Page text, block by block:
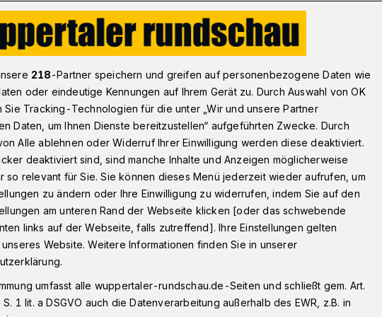
Hotel: Ehemaliger „Kaiserhof“ ist nun „Fleming’s Express“
„Kaiserhof“ ist
Express“
der ehemalige Kaiserhof am
Jetzt ist Wuppertals größtes Hotel
neu an den Start gegangen: Unter
zielt es im Vier-Sterne-Segment vor
hat aber auch Wuppertalern etwas zu
218-Partner speichern und greifen auf personenbezogene Daten wie
oder eindeutige Kennungen auf Ihrem Gerät zu. Durch Auswahl von OK
Sie Tracking-Technologien für die unter „Wir und unsere Partner
Daten, um Ihnen Dienste bereitzustellen“ aufgeführten Zwecke. Durch
Alle ablehnen oder Widerruf Ihrer Einwilligung werden diese deaktiviert.
deaktiviert sind, sind manche Inhalte und Anzeigen möglicherweise
so relevant für Sie. Sie können dieses Menü jederzeit wieder aufrufen, um
zu ändern oder Ihre Einwilligung zu widerrufen, indem Sie auf den
am unteren Rand der Webseite klicken [oder das schwebende
links auf der Webseite, falls zutreffend]. Ihre Einstellungen gelten
Website. Weitere Informationen finden Sie in unserer
umfasst alle wuppertaler-rundschau.de-Seiten und schließt gem. Art.
1 lit. a DSGVO auch die Datenverarbeitung außerhalb des EWR, z.B. in